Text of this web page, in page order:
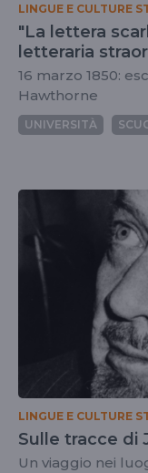
LINGUE E CULTURE
"La lettera
letteraria
16 marzo 1850:
Hawthorne
UNIVERSITÀ
LINGUE E CULTURE
Sulle tracce di
Un viaggio nei